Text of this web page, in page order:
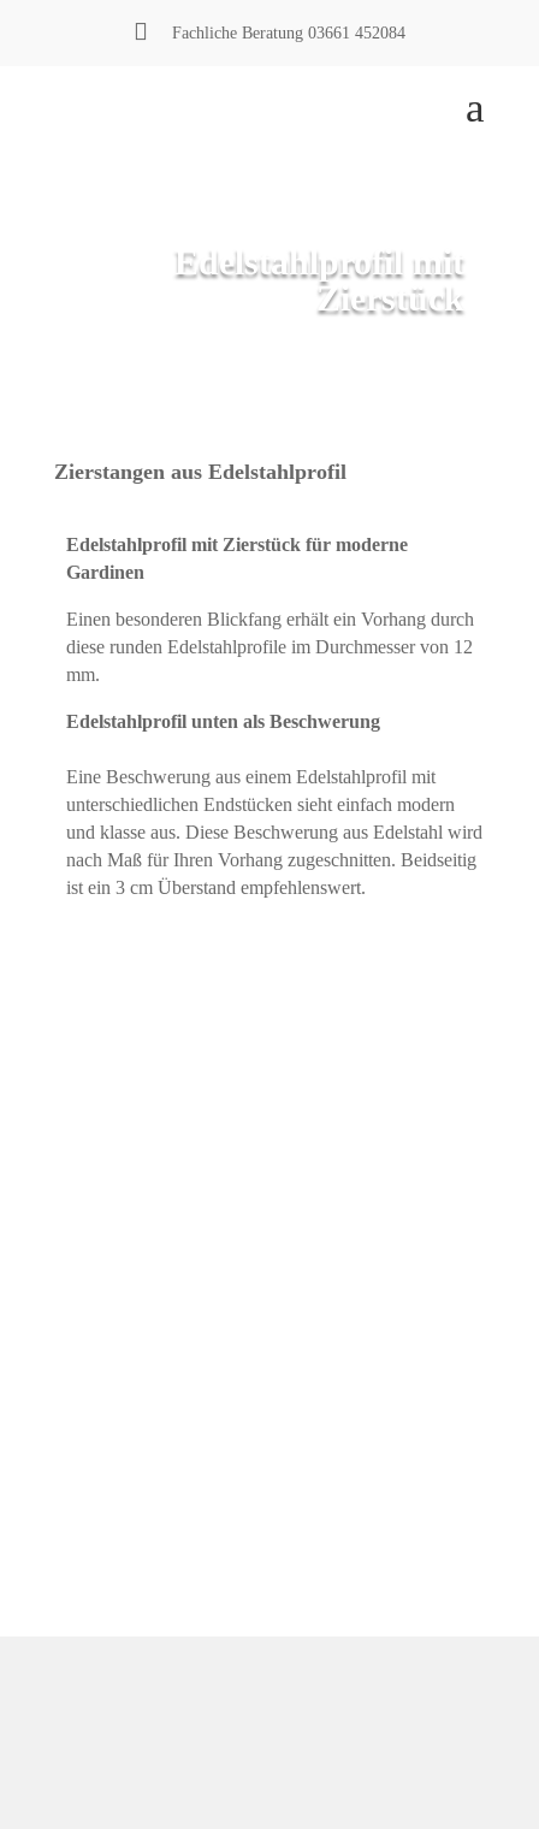
 Fachliche Beratung 03661 452084
a
Edelstahlprofil mit
Zierstück
Zierstangen aus Edelstahlprofil
Edelstahlprofil mit Zierstück für moderne
Gardinen
Einen besonderen Blickfang erhält ein Vorhang durch
diese runden Edelstahlprofile im Durchmesser von 12
mm.
Edelstahlprofil unten als Beschwerung
Eine Beschwerung aus einem Edelstahlprofil mit
unterschiedlichen Endstücken sieht einfach modern
und klasse aus. Diese Beschwerung aus Edelstahl wird
nach Maß für Ihren Vorhang zugeschnitten. Beidseitig
ist ein 3 cm Überstand empfehlenswert.